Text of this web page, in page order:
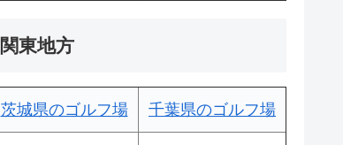
関東地方
茨城県のゴルフ場 千葉県のゴルフ場